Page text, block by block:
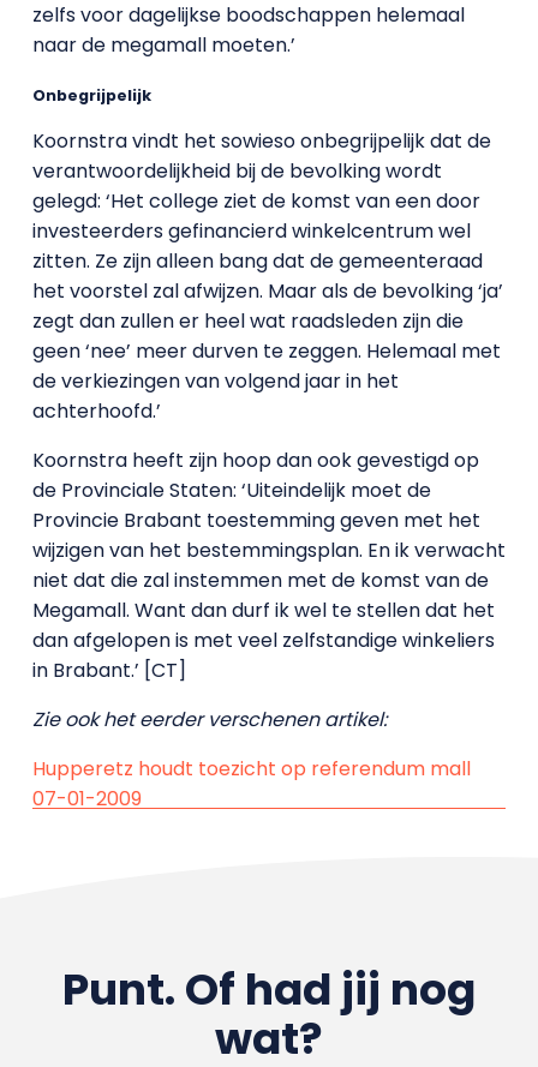
zelfs voor dagelijkse boodschappen helemaal
naar de megamall moeten.’
Onbegrijpelijk
Koornstra vindt het sowieso onbegrijpelijk dat de
verantwoordelijkheid bij de bevolking wordt
gelegd: ‘Het college ziet de komst van een door
investeerders gefinancierd winkelcentrum wel
zitten. Ze zijn alleen bang dat de gemeenteraad
het voorstel zal afwijzen. Maar als de bevolking ‘ja’
zegt dan zullen er heel wat raadsleden zijn die
geen ‘nee’ meer durven te zeggen. Helemaal met
de verkiezingen van volgend jaar in het
achterhoofd.’
Koornstra heeft zijn hoop dan ook gevestigd op
de Provinciale Staten: ‘Uiteindelijk moet de
Provincie Brabant toestemming geven met het
wijzigen van het bestemmingsplan. En ik verwacht
niet dat die zal instemmen met de komst van de
Megamall. Want dan durf ik wel te stellen dat het
dan afgelopen is met veel zelfstandige winkeliers
in Brabant.’ [CT]
Zie ook het eerder verschenen artikel:
Hupperetz houdt toezicht op referendum mall
07-01-2009
Punt. Of had jij nog
wat?